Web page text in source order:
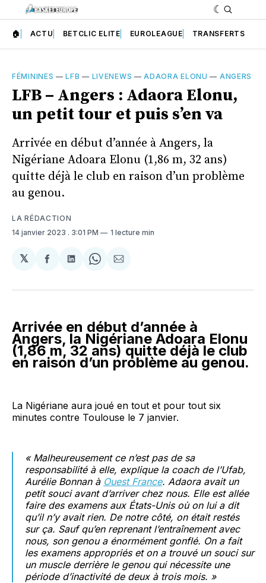
🏠 ACTU BETCLIC ELITE EUROLEAGUE TRANSFERTS
FÉMININES —LFB — LIVENEWS —ADAORA ELONU — ANGERS
LFB – Angers : Adaora Elonu,
un petit tour et puis s’en va
Arrivée en début d’année à Angers, la
Nigériane Adoara Elonu (1,86 m, 32 ans)
quitte déjà le club en raison d’un problème
au genou.
LA RÉDACTION
14 janvier 2023 . 3:01 PM 1 lecture min
𝕏
Partager
Facebook
Partager
LinkedIn
Share
WhatsApp
Partager
Courriel
Arrivée en début d’année à
Angers, la Nigériane Adoara Elonu
(1,86 m, 32 ans) quitte déjà le club
en raison d’un problème au genou.
La Nigériane aura joué en tout et pour tout six
minutes contre Toulouse le 7 janvier.
« Malheureusement ce n’est pas de sa
responsabilité à elle, explique la coach de l’Ufab,
Aurélie Bonnan à Ouest France. Adaora avait un
petit souci avant d’arriver chez nous. Elle est allée
faire des examens aux États-Unis où on lui a dit
qu’il n’y avait rien. De notre côté, on était restés
sur ça. Sauf qu’en reprenant l’entraînement avec
nous, son genou a énormément gonflé. On a fait
les examens appropriés et on a trouvé un souci sur
un muscle derrière le genou qui nécessite une
période d’inactivité de deux à trois mois. »